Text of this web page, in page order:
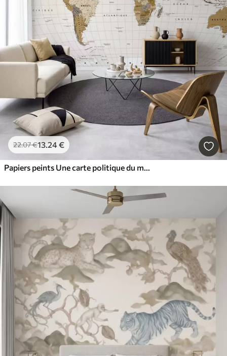
22.07€13.24€
Papiers peints Une carte politique du monde de couleur marron, avec des drapeaux en français